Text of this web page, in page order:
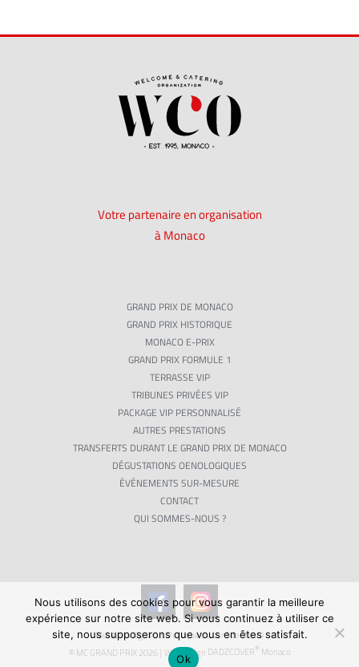
Votre partenaire en organisation
à Monaco
GRAND PRIX DE MONACO
GRAND PRIX HISTORIQUE
MONACO E-PRIX
GRAND PRIX FORMULE 1
TERRASSE VIP
TRIBUNES PRIVÉES VIP
PACKAGE VIP PERSONNALISÉ
AUTRES PRESTATIONS
TRANSFERTS DURANT LE GRAND PRIX DE MONACO
DÉGUSTATIONS OENOLOGIQUES
ÉVÉNEMENTS SUR-MESURE
CONTACT
QUI SOMMES-NOUS ?
Mentions légales & Politique de confidentialité
© MC GRAND PRIX 2026 | Webdesign DADZCOVER® Monaco
Nous utilisons des cookies pour vous garantir la meilleure
expérience sur notre site web. Si vous continuez à utiliser ce
site, nous supposerons que vous en êtes satisfait.
Ok